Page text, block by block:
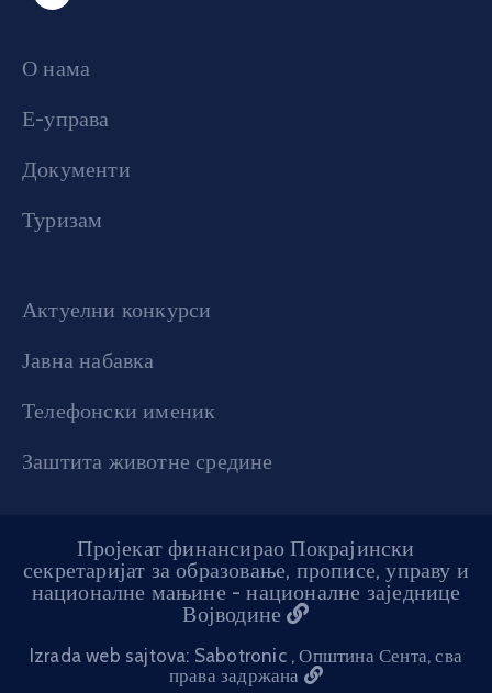
О нама
Е-управа
Документи
Туризам
Актуелни конкурси
Јавна набавка
Телефонски именик
Заштита животне средине
Пројекат финансирао Покрајински
секретаријат за образовање, прописе, управу и
националне мањине - националне заједнице
Војводине
Izrada web sajtova: Sabotronic , Општина Сента, сва
права задржана